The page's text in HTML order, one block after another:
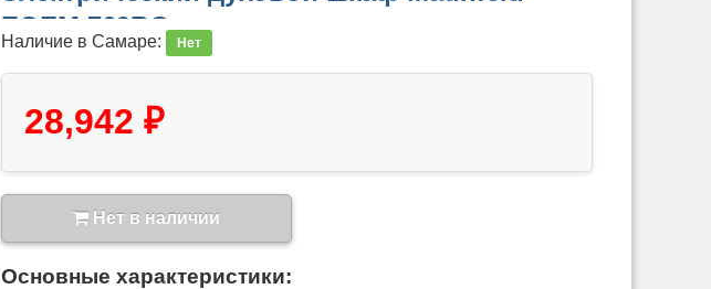
EOEM.769BG
Наличие в Самаре: Нет
28,942 ₽
Нет в наличии
Основные характеристики: